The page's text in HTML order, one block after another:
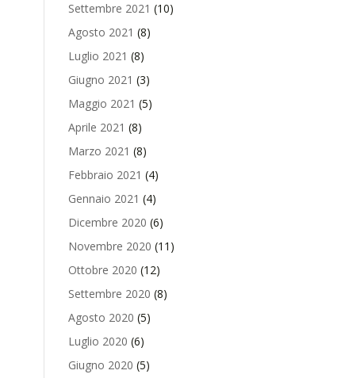
Settembre 2021 (10)
Agosto 2021 (8)
Luglio 2021 (8)
Giugno 2021 (3)
Maggio 2021 (5)
Aprile 2021 (8)
Marzo 2021 (8)
Febbraio 2021 (4)
Gennaio 2021 (4)
Dicembre 2020 (6)
Novembre 2020 (11)
Ottobre 2020 (12)
Settembre 2020 (8)
Agosto 2020 (5)
Luglio 2020 (6)
Giugno 2020 (5)